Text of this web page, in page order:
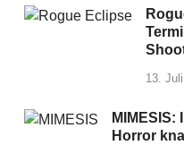
13.
Horror